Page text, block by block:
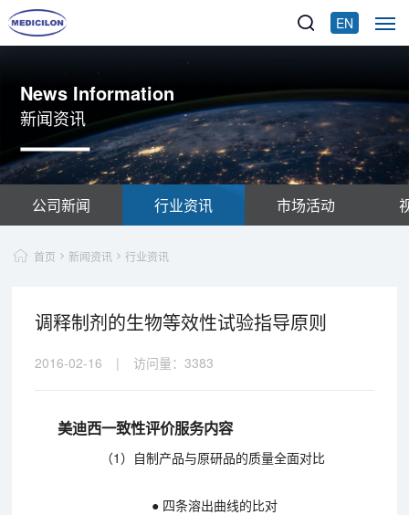
EN
News Information
新闻资讯
公司新闻 行业资讯 市场活动
首页 新闻资讯 行业资讯
调释制剂的生物等效性试验指导原则
2016-02-16 | 访问量：3383
美迪西一致性评价服务内容
（1）自制产品与原研品的质量全面对比
● 四条溶出曲线的比对